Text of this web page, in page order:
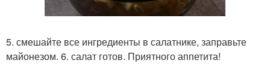
5. смешайте все ингредиенты в салатнике, заправьте
майонезом. 6. салат готов. Приятного аппетита!